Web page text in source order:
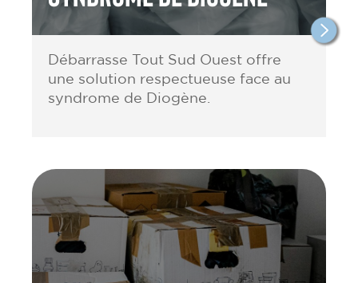
Débarrasse Tout Sud Ouest offre
une solution respectueuse face au
syndrome de Diogène.